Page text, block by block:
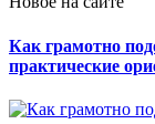
Как грамотно
практические